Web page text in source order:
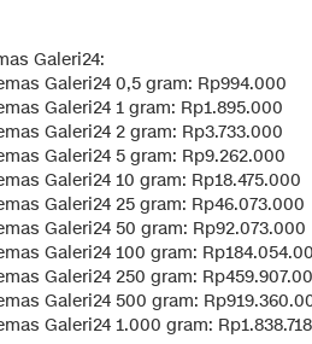
Galeri24:
Galeri24 0,5 gram: Rp994.000
Galeri24 1 gram: Rp1.895.000
Galeri24 2 gram: Rp3.733.000
Galeri24 5 gram: Rp9.262.000
Galeri24 10 gram: Rp18.475.000
Galeri24 25 gram: Rp46.073.000
Galeri24 50 gram: Rp92.073.000
Galeri24 100 gram:
Galeri24 250 gram:
Galeri24 500 gram:
Galeri24 1.000 gram: